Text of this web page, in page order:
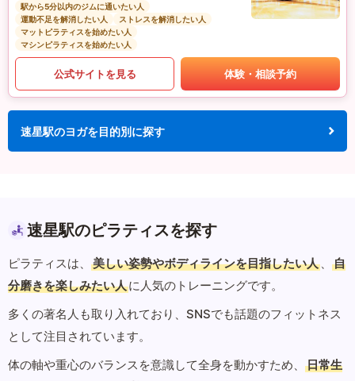
駅から5分以内のジムに通いたい人
運動不足を解消したい人
ストレスを解消したい人
マットピラティスを始めたい人
マシンピラティスを始めたい人
公式サイトを見る 体験・相談予約
速星駅のヨガを目的別に探す
速星駅のピラティスを探す
ピラティスは、 美しい姿勢やボディラインを目指したい人 、
自
分磨きを楽しみたい人に人気のトレーニングです。
多くの著名人も取り入れており、SNSでも話題のフィットネス
として注目されています。
体の軸や重心のバランスを意識して全身を動かすため、
日常生